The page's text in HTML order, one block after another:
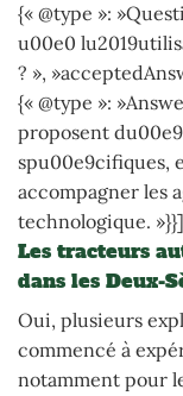
{« @type »:
u00e0
? »,
{« @type »:
proposent
spu00e9cifiques,
accompagner les
technologique.
Les tracteurs
dans les Deux-
Oui, plusieurs
commencé à
notamment pour